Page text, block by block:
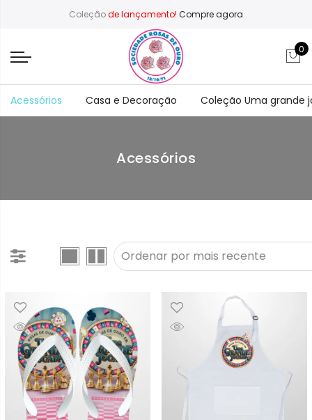
Coleçãode lançamento! Compre agora
0
Acessórios Casa e Decoração Coleção Uma grande
Acessórios